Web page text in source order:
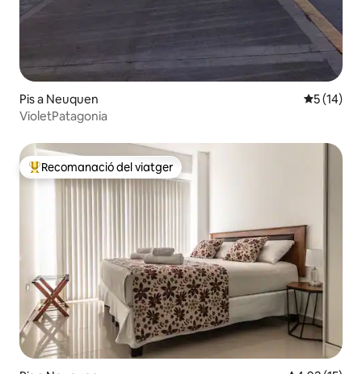
Pis a Neuquen 5 de
5 (14)
VioletPatagonia
Principals recomanacions dels viatgers
Recomanació del viatger